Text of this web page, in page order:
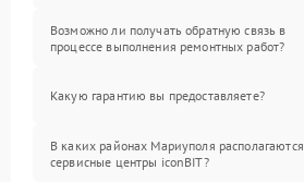
Возможно ли получать обратную связь в
процессе выполнения ремонтных работ?
Какую гарантию вы предоставляете?
В каких районах Мариуполя располагаются
сервисные центры iconBIT?